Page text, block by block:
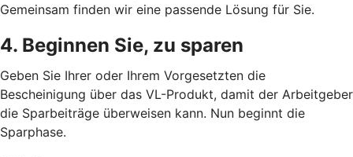
Gemeinsam finden wir eine passende Lösung für Sie.
4. Beginnen Sie, zu sparen
Geben Sie Ihrer oder Ihrem Vorgesetzten die
Bescheinigung über das VL-Produkt, damit der Arbeitgeber
die Sparbeiträge überweisen kann. Nun beginnt die
Sparphase.